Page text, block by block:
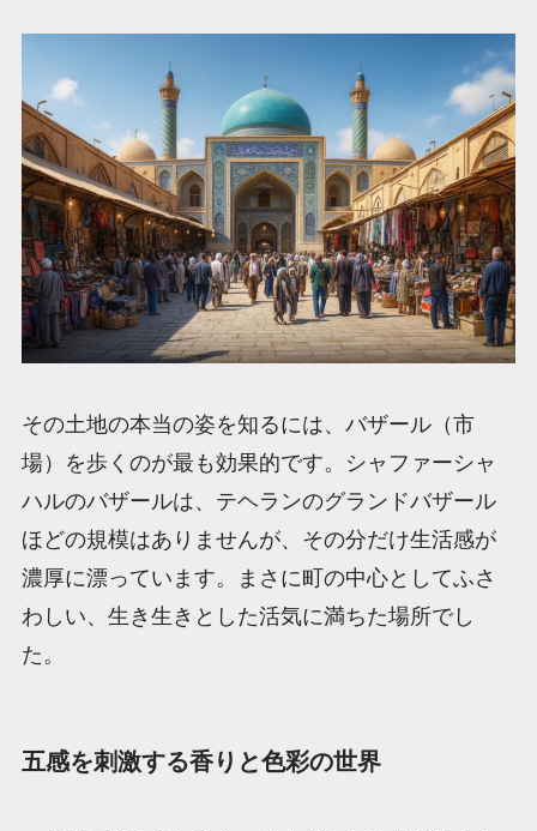
その土地の本当の姿を知るには、バザール（市
場）を歩くのが最も効果的です。シャファーシャ
ハルのバザールは、テヘランのグランドバザール
ほどの規模はありませんが、その分だけ生活感が
濃厚に漂っています。まさに町の中心としてふさ
わしい、生き生きとした活気に満ちた場所でし
た。
五感を刺激する香りと色彩の世界